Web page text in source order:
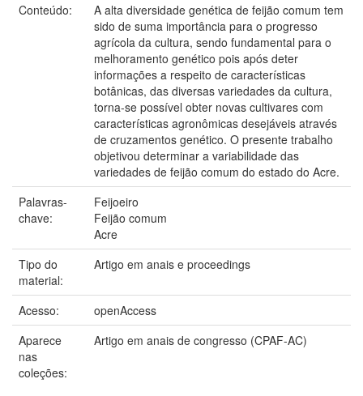
Conteúdo:
A alta diversidade genética de feijão comum tem
sido de suma importância para o progresso
agrícola da cultura, sendo fundamental para o
melhoramento genético pois após deter
informações a respeito de características
botânicas, das diversas variedades da cultura,
torna-se possível obter novas cultivares com
características agronômicas desejáveis através
de cruzamentos genético. O presente trabalho
objetivou determinar a variabilidade das
variedades de feijão comum do estado do Acre.
Palavras-
chave:
Feijoeiro
Feijão comum
Acre
Tipo do
material:
Artigo em anais e proceedings
Acesso:
openAccess
Aparece
nas
coleções:
Artigo em anais de congresso (CPAF-AC)